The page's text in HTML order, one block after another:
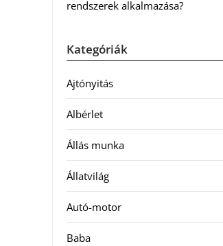
rendszerek alkalmazása?
Kategóriák
Ajtónyitás
Albérlet
Állás munka
Állatvilág
Autó-motor
Baba